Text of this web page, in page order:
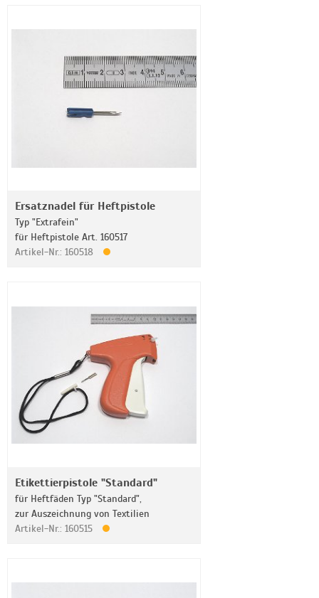
Ersatznadel für Heftpistole
Typ "Extrafein"
für Heftpistole Art. 160517
Artikel-Nr.: 160518
Etikettierpistole "Standard"
für Heftfäden Typ "Standard",
zur Auszeichnung von Textilien
Artikel-Nr.: 160515